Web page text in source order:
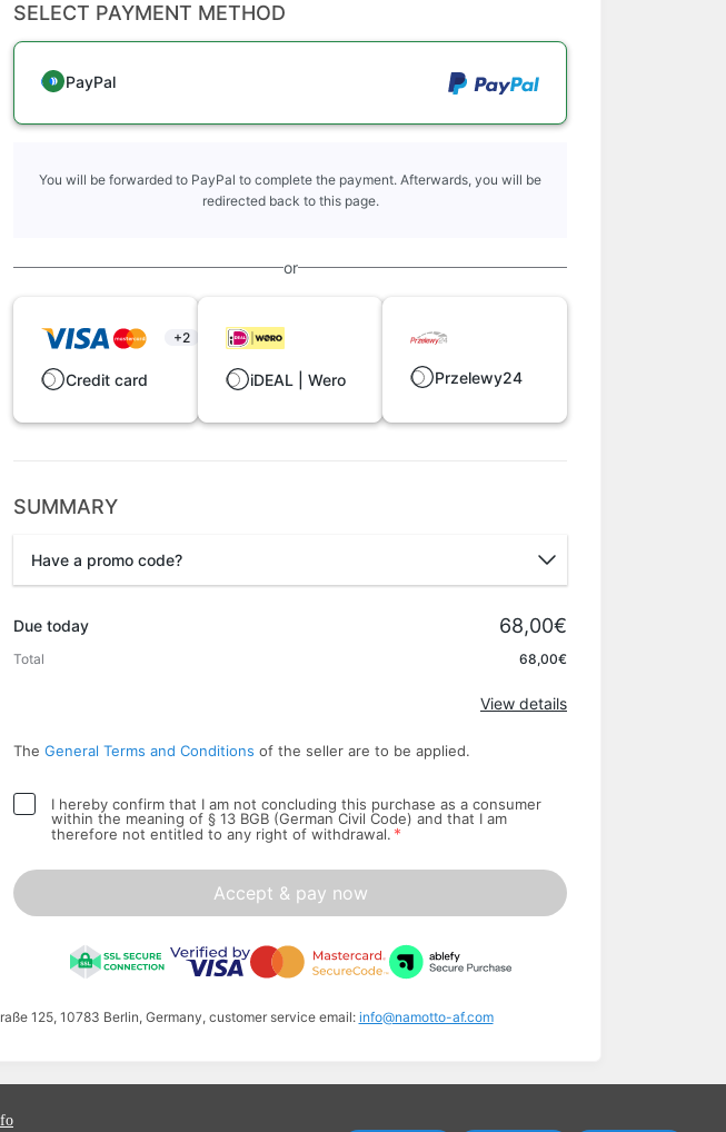
SELECT PAYMENT METHOD
PayPal
You will be forwarded to PayPal to complete the payment. Afterwards, you will be
redirected back to this page.
or
+2
Credit card iDEAL | Wero Przelewy24
SUMMARY
Have a promo code?
Due today 68,00€
Total 68,00€
View details
The General Terms and Conditions of the seller are to be applied.
I hereby confirm that I am not concluding this purchase as a consumer
within the meaning of § 13 BGB (German Civil Code) and that I am
therefore not entitled to any right of withdrawal. *
Accept & pay now
125, 10783 Berlin, Germany, customer service email: info@namotto-af.com